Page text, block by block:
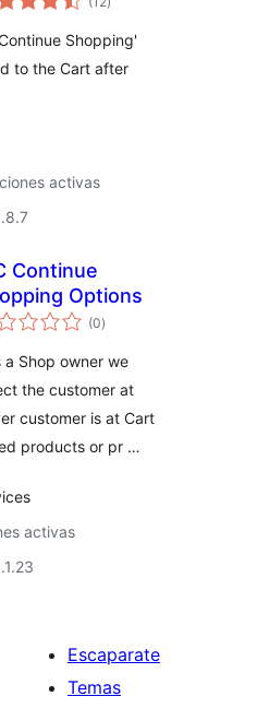
de
Shopping'
to the Cart after
activas
Continue
Options
(0total
de
)
Shop owner we
the customer at
customer is at Cart
products or pr …
activas
Escaparate
Temas